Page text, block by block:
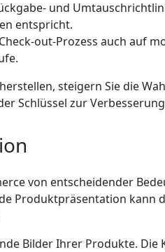
und
entspricht.
Check-out-Prozess auch
steigern Sie die
Schlüssel zur
von entscheidender
Produktpräsentation
Bilder Ihrer Produkte.